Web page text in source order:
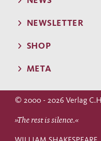
NEWSLETTER
SHOP
META
© 2000 - 2026 Verlag
»The rest is silence.«